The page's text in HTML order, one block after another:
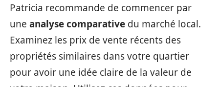
Patricia recommande de commencer par
une analyse comparative du marché local.
Examinez les prix de vente récents des
propriétés similaires dans votre quartier
pour avoir une idée claire de la valeur de